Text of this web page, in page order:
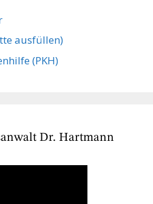
ausfüllen)
(PKH)
Dr. Hartmann